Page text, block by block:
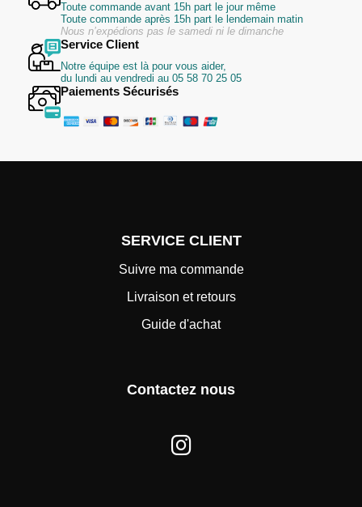
Toute commande avant 15h part le jour même
Toute commande après 15h part le lendemain matin
Nous n’expédions pas le samedi ni le dimanche
Service Client
Notre équipe est là pour vous aider,
du lundi au vendredi au 05 58 70 25 05
Paiements Sécurisés
SERVICE CLIENT
Suivre ma commande
Livraison et retours
Guide d'achat
Contactez nous